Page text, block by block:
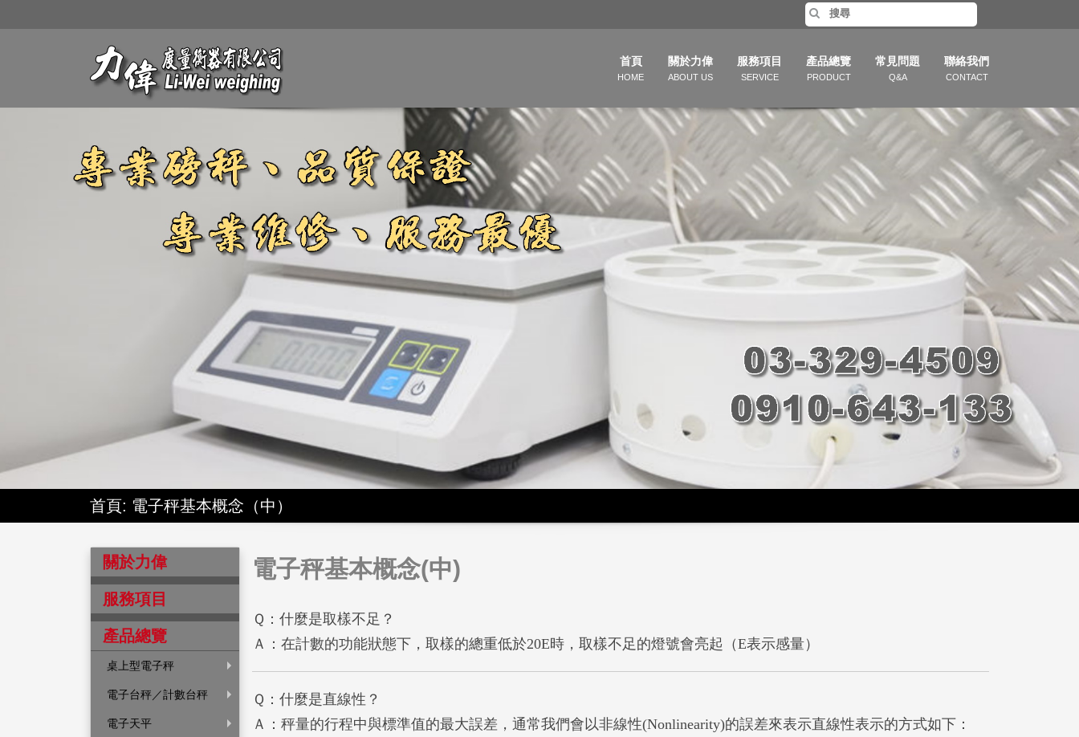
首頁
HOME
關於力偉
ABOUT US
服務項目
SERVICE
產品總覽
PRODUCT
常見問題
Q&A
聯絡我們
CONTACT
首頁: 電子秤基本概念（中）
電子秤基本概念(中)
Ｑ：什麼是取樣不足？
Ａ：在計數的功能狀態下，取樣的總重低於20E時，取樣不足的燈號會亮起（E表示感量）
Ｑ：什麼是直線性？
Ａ：秤量的行程中與標準值的最大誤差，通常我們會以非線性(Nonlinearity)的誤差來表示直線性表示的方式如下：
關於力偉
服務項目
產品總覽
桌上型電子秤
電子台秤／計數台秤
電子天平